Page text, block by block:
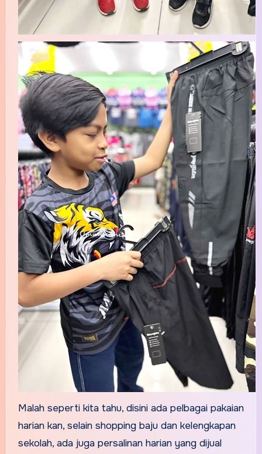
Malah seperti kita tahu, disini ada pelbagai pakaian
harian kan, selain shopping baju dan kelengkapan
sekolah, ada juga persalinan harian yang dijual